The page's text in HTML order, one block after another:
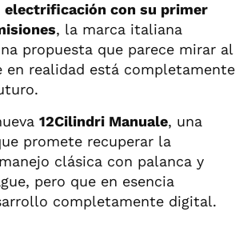
electrificación con su primer
, la marca italiana
propuesta que parece mirar al
en realidad está completamente
12Cilindri Manuale, una
promete recuperar la
clásica con palanca y
pero que en esencia
completamente digital.